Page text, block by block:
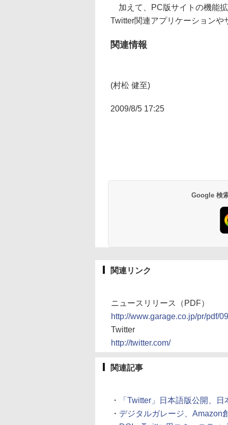
加えて、PC版サイトの機能
Twitter関連アプリケーションや
関連情報
(村松 健至)
2009/8/5 17:25
Google 検
関連リンク
ニュースリリース（PDF）
http://www.garage.co.jp/pr/pdf/
Twitter
http://twitter.com/
関連記事
・
「Twitter」日本語版公開、
・ デジタルガレージ、Amazon